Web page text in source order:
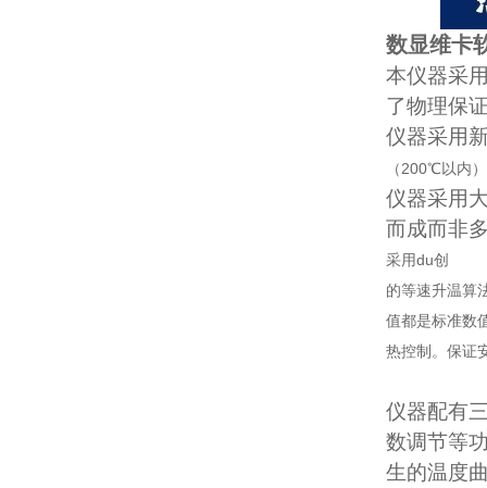
数显维卡
本仪器采
了物理保
仪器采用
（200℃以内
仪器采用
而成而非
采用du创
的等速升温算
值都是标准数
热控制。保证
仪器配有
数调节等
生的温度